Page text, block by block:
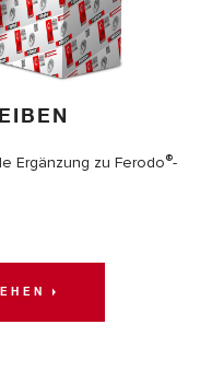
Ergänzung zu Ferodo®-